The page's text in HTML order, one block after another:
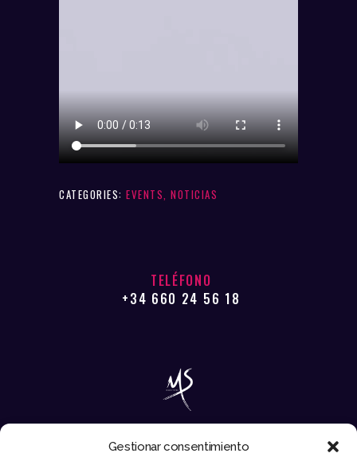
Gestionar consentimiento
CATEGORIES: EVENTS, NOTICIAS
TELÉFONO
+34 660 24 56 18